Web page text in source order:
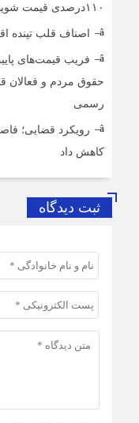
۱۱۰درصدی قیمت شوینده کاهش۴۰درصدی تقاضا
اصناف قلب تپنده
فریب قیمت‌های
حقوق مردم و فعالان
رسمی
رویکرد قضایی؛
کاهش داد
ثبت دیدگاه